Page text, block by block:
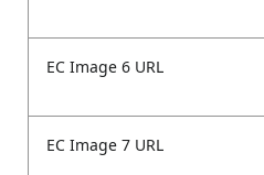
EC Image 6 URL
EC Image 7 URL